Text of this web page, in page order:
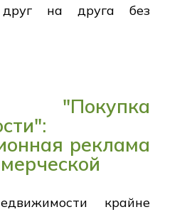
друг на друга без
"Покупка
реклама
крайне